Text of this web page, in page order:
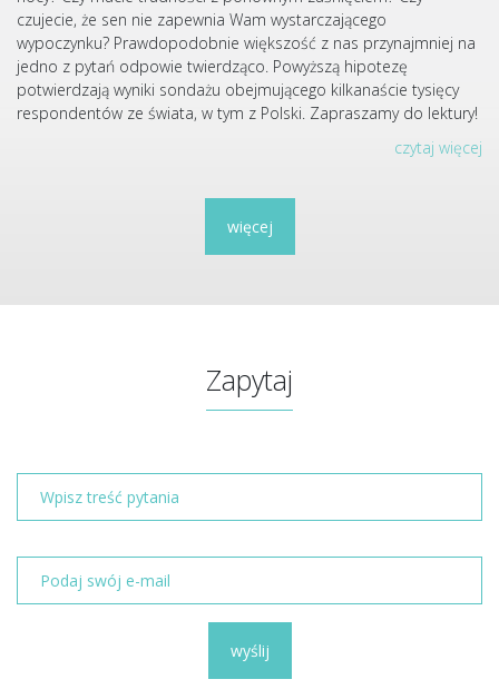
czujecie, że sen nie zapewnia Wam wystarczającego
wypoczynku? Prawdopodobnie większość z nas przynajmniej na
jedno z pytań odpowie twierdząco. Powyższą hipotezę
potwierdzają wyniki sondażu obejmującego kilkanaście tysięcy
respondentów ze świata, w tym z Polski. Zapraszamy do lektury!
czytaj więcej
więcej
Zapytaj
wyślij